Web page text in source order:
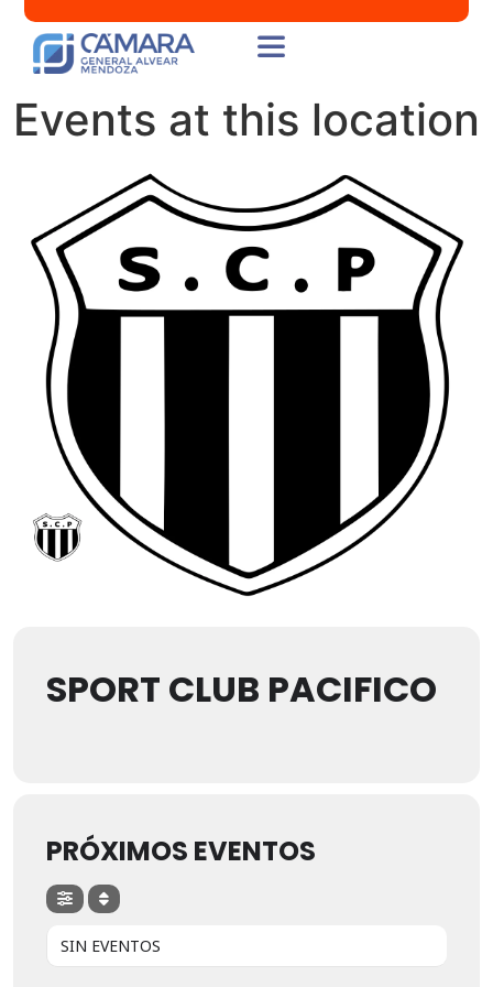
Events at this location
SPORT CLUB PACIFICO
PRÓXIMOS EVENTOS
SIN EVENTOS